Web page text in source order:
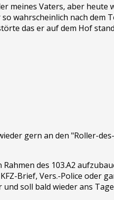
meines Vaters, aber heute
wahrscheinlich nach dem
das er auf dem Hof
gern an den "Roller-
des 103.A2
Brief, Vers.-Police oder
soll bald wieder ans